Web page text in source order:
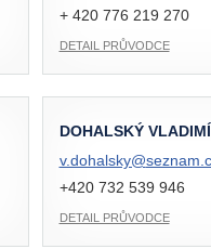
+ 420 776 219 270
DETAIL PRŮVODCE
DOHALSKÝ
v.dohalsky@
+420 732 539 946
DETAIL PRŮVODCE